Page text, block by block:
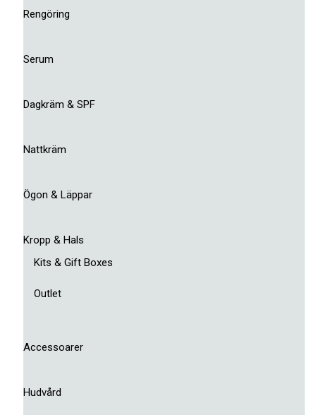
Rengöring
Serum
Dagkräm & SPF
Nattkräm
Ögon & Läppar
Kropp & Hals
Kits & Gift Boxes
Outlet
Accessoarer
Hudvård